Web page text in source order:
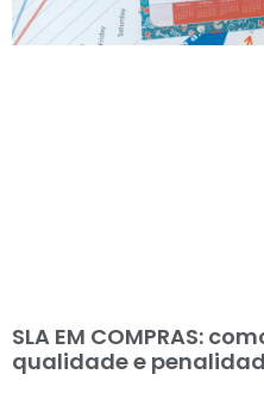
SLA EM COMPRAS:
qualidade e